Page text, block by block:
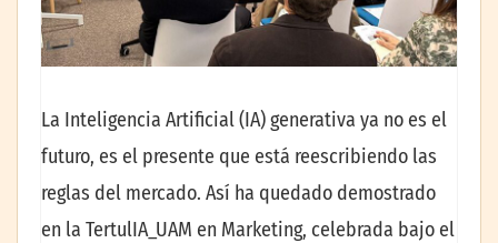
La Inteligencia Artificial (IA) generativa ya no es el
futuro, es el presente que está reescribiendo las
reglas del mercado. Así ha quedado demostrado
en la TertulIA_UAM en Marketing, celebrada bajo el